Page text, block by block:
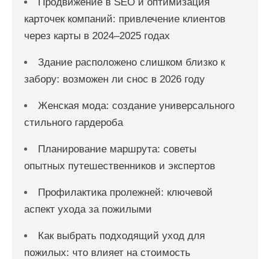
карточек компаний: привлечение клиентов
через карты в 2024–2025 годах
Здание расположено слишком близко к
забору: возможен ли снос в 2026 году
Женская мода: создание универсального
стильного гардероба
Планирование маршрута: советы
опытных путешественников и экспертов
Профилактика пролежней: ключевой
аспект ухода за пожилыми
Как выбрать подходящий уход для
пожилых: что влияет на стоимость